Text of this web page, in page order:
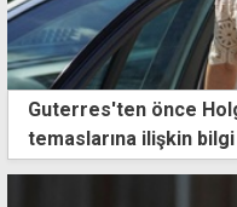
Guterres'ten önce
temaslarına ilişkin